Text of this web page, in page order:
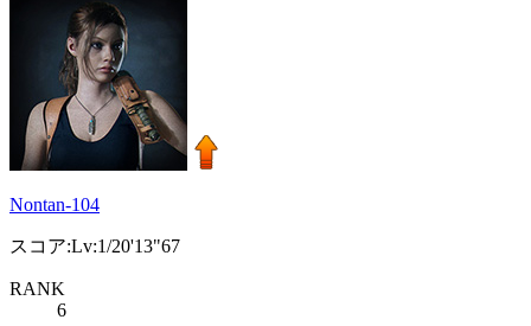
Nontan-104
スコア:Lv:1/20'13"67
RANK
6